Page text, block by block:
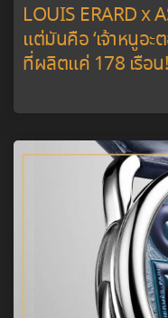
LOUIS ERARD x
แต่มันคือ ‘เจ้าหนูอ
ที่ผลิตแค่ 178 เรือน!